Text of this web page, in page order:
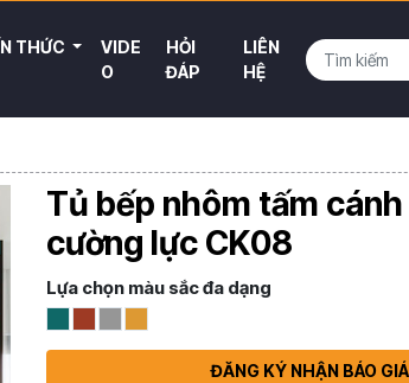
THỨC
VIDE
O
HỎI
ĐÁP
LIÊN
HỆ
Tủ bếp nhôm tấm
cường lực CK08
Lựa chọn màu sắc đa dạng
ĐĂNG KÝ NHẬN BÁO GIÁ